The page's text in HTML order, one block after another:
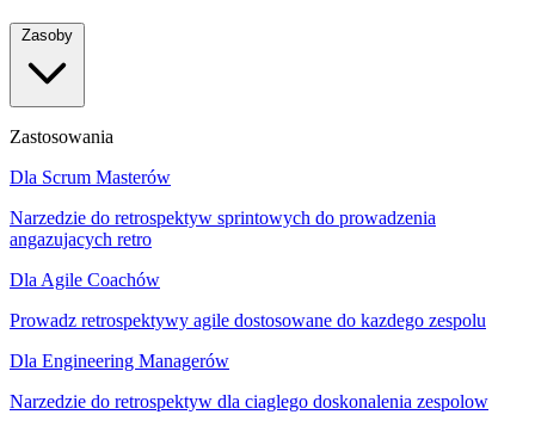
Zastosowania
Dla Scrum Masterów
Narzedzie do retrospektyw sprintowych do prowadzenia
angazujacych retro
Dla Agile Coachów
Prowadz retrospektywy agile dostosowane do kazdego zespolu
Dla Engineering Managerów
Narzedzie do retrospektyw dla ciaglego doskonalenia zespolow